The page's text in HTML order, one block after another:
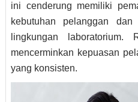
ini cenderung memiliki
kebutuhan pelanggan
lingkungan
mencerminkan kepuasan
yang konsisten.